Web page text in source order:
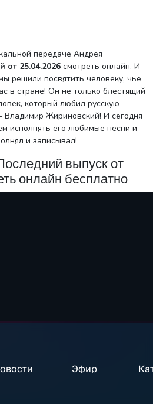
от 25.04.2026 смотреть онлайн. И
решили посвятить человеку, чьё
в стране! Он не только блестящий
который любил русскую
Владимир Жириновский! И сегодня
исполнять его любимые песни и
и записывал!
выпуск от
онлайн бесплатно